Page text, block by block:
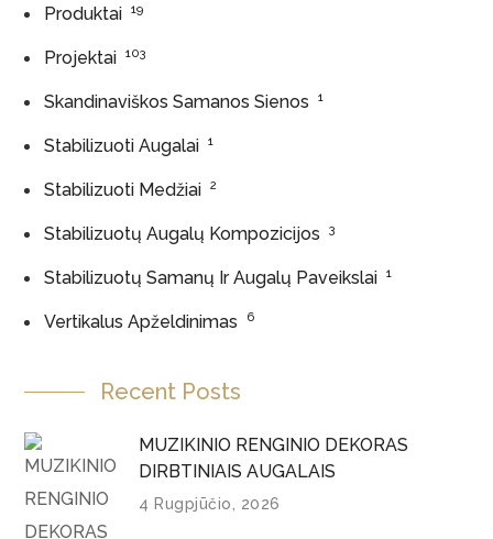
Produktai 19
Projektai 103
Skandinaviškos Samanos Sienos 1
Stabilizuoti Augalai 1
Stabilizuoti Medžiai 2
Stabilizuotų Augalų Kompozicijos 3
Stabilizuotų Samanų Ir Augalų Paveikslai 1
Vertikalus Apželdinimas 6
Recent Posts
MUZIKINIO RENGINIO DEKORAS
DIRBTINIAIS AUGALAIS
4 Rugpjūčio, 2026